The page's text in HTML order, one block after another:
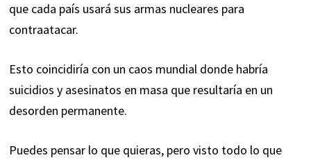
que cada país usará sus armas nucleares para
contraatacar.
Esto coincidiría con un caos mundial donde habría
suicidios y asesinatos en masa que resultaría en un
desorden permanente.
Puedes pensar lo que quieras, pero visto todo lo que